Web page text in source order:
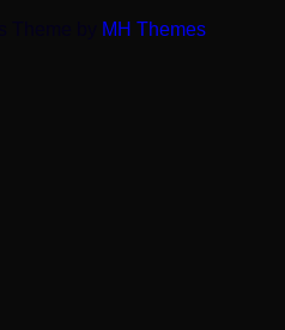
MH Themes